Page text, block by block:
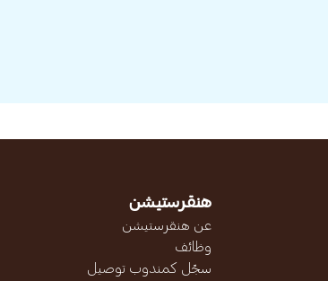
هنقرستيشن
عن هنقرستيشن
وظائف
سجّل كمندوب توصيل